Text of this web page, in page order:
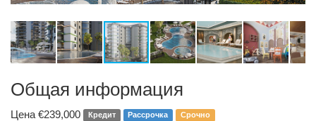
Общая информация
Цена €239,000 Кредит Рассрочка Срочно